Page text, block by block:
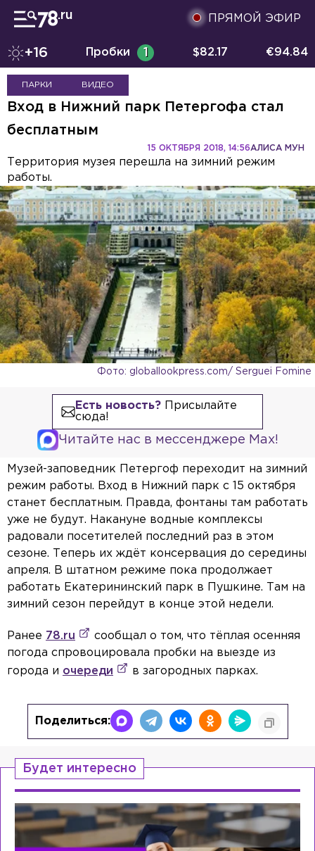
ПРЯМОЙ ЭФИР
+16 Пробки 1 $82.17 €94.84
ПАРКИ ВИДЕО
Вход в Нижний парк Петергофа стал
бесплатным
АЛИСА МУН
15 ОКТЯБРЯ 2018, 14:56
Территория музея перешла на зимний режим
работы.
Фото: globallookpress.com/ Serguei Fomine
Есть новость?Присылайте
сюда!
Читайте нас в мессенджере Max!
Музей-заповедник Петергоф переходит на зимний
режим работы. Вход в Нижний парк с 15 октября
станет бесплатным. Правда, фонтаны там работать
уже не будут. Накануне водные комплексы
радовали посетителей последний раз в этом
сезоне. Теперь их ждёт консервация до середины
апреля. В штатном режиме пока продолжает
работать Екатерининский парк в Пушкине. Там на
зимний сезон перейдут в конце этой недели.
Ранее 78.ru
сообщал о том, что тёплая осенняя
погода спровоцировала пробки на выезде из
города и очереди в загородных парках.
Поделиться:
Будет интересно